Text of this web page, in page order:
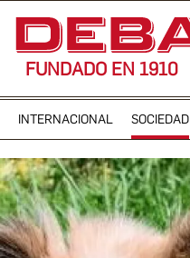
FUNDADO EN 1910
INTERNACIONAL SOCIEDAD